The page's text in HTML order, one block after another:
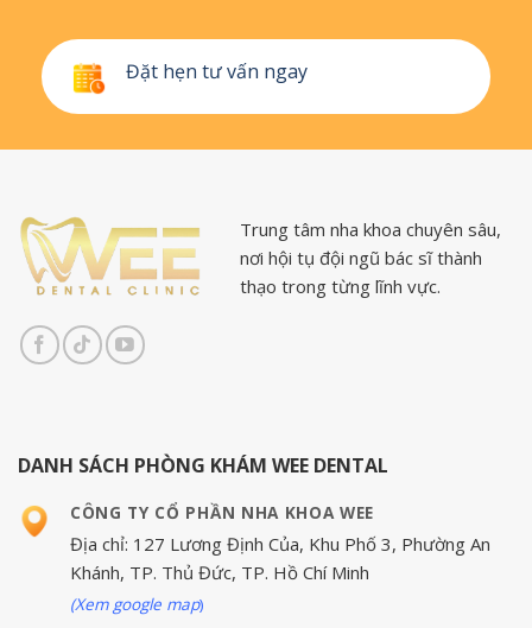
Đặt hẹn tư vấn ngay
Trung tâm nha khoa chuyên sâu,
nơi hội tụ đội ngũ bác sĩ thành
thạo trong từng lĩnh vực.
DANH SÁCH PHÒNG KHÁM WEE DENTAL
CÔNG TY CỔ PHẦN NHA KHOA WEE
Địa chỉ: 127 Lương Định Của, Khu Phố 3, Phường An
Khánh, TP. Thủ Đức, TP. Hồ Chí Minh
(Xem google map)